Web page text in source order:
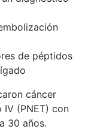
de péptidos
cáncer
IV (PNET) con
30 años.